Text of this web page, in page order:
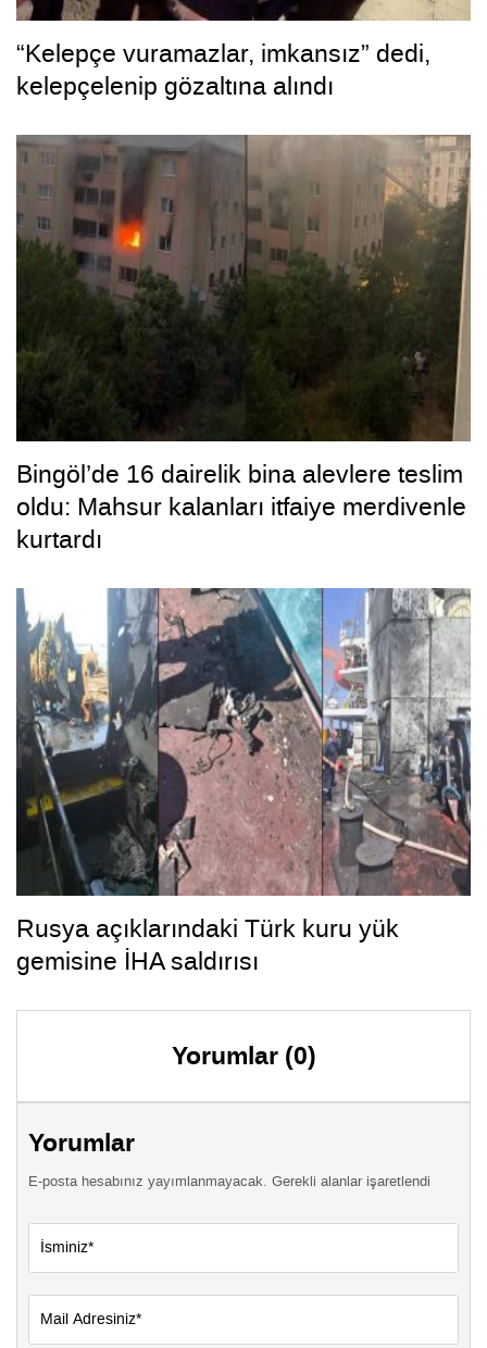
“Kelepçe vuramazlar, imkansız” dedi,
kelepçelenip gözaltına alındı
Bingöl’de 16 dairelik bina alevlere teslim
oldu: Mahsur kalanları itfaiye merdivenle
kurtardı
Rusya açıklarındaki Türk kuru yük
gemisine İHA saldırısı
Yorumlar (0)
Yorumlar
E-posta hesabınız yayımlanmayacak. Gerekli alanlar işaretlendi